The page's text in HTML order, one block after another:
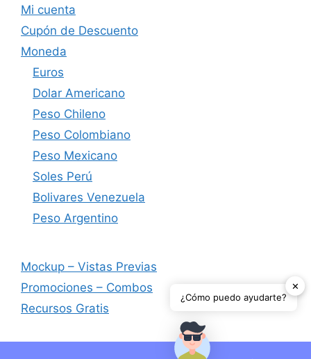
Mi cuenta
Cupón de Descuento
Moneda
Euros
Dolar Americano
Peso Chileno
Peso Colombiano
Peso Mexicano
Soles Perú
Bolivares Venezuela
Peso Argentino
Mockup – Vistas Previas
Promociones – Combos
Recursos Gratis
✕
¿Cómo puedo ayudarte?